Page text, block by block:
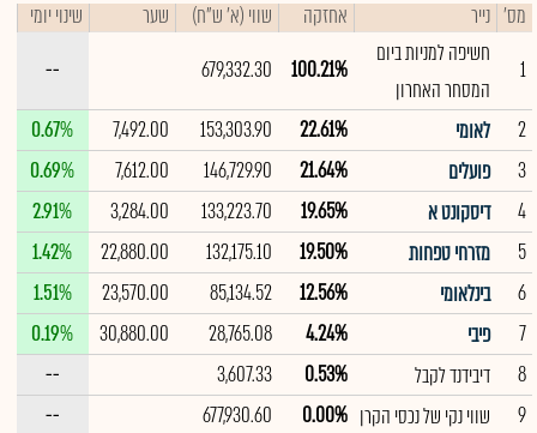
מס' נייר אחזקה שווי (א' ש"ח) שער
שינוי יומי
1
חשיפה למניות ביום
המסחר האחרון
100.21%
679,332.30
--
2
לאומי 22.61%
153,303.90
7,492.00
0.67%
3
פועלים 21.64%
146,729.90
7,612.00
0.69%
4
דיסקונט א 19.65%
133,223.70
3,284.00
2.91%
5
מזרחי טפחות 19.50%
132,175.10
22,880.00
1.42%
6
בינלאומי 12.56%
85,134.52
23,570.00
1.51%
7
פיבי 4.24%
28,765.08
30,880.00
0.19%
8
דיבידנד לקבל 0.53%
3,607.33
--
9
שווי נקי של נכסי הקרן 0.00%
677,930.60
--